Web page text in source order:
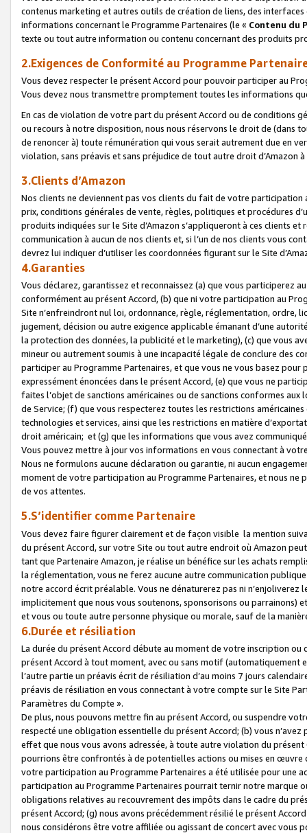
contenus marketing et autres outils de création de liens, des
informations concernant le Programme Partenaires (le « Contenu du
texte ou tout autre information ou contenu concernant des produits
2.Exigences de Conformité au Programme
Vous devez respecter le présent Accord pour pouvoir participer au
Vous devez nous transmettre promptement toutes les informations
En cas de violation de votre part du présent Accord ou de conditions
ou recours à notre disposition, nous nous réservons le droit de (dans
de renoncer à) toute rémunération qui vous serait autrement due en
violation, sans préavis et sans préjudice de tout autre droit
3.Clients d’Amazon
Nos clients ne deviennent pas vos clients du fait de votre
prix, conditions générales de vente, règles, politiques et procédures
produits indiquées sur le Site d’Amazon s’appliqueront à ces clients
communication à aucun de nos clients et, si l’un de nos clients vous
devrez lui indiquer d’utiliser les coordonnées figurant sur le Site
4.Garanties
Vous déclarez, garantissez et reconnaissez (a) que vous participerez
conformément au présent Accord, (b) que ni votre participation au
Site n’enfreindront nul loi, ordonnance, règle, réglementation, ordre,
jugement, décision ou autre exigence applicable émanant d’une
la protection des données, la publicité et le marketing), (c) que vous
mineur ou autrement soumis à une incapacité légale de conclure des
participer au Programme Partenaires, et que vous ne vous basez
expressément énoncées dans le présent Accord, (e) que vous ne
faites l’objet de sanctions américaines ou de sanctions conformes
de Service; (f) que vous respecterez toutes les restrictions
technologies et services, ainsi que les restrictions en matière
droit américain; et (g) que les informations que vous avez
Vous pouvez mettre à jour vos informations en vous connectant à
Nous ne formulons aucune déclaration ou garantie, ni aucun
moment de votre participation au Programme Partenaires, et nous
de vos attentes.
5.S’identifier comme Partenaire
Vous devez faire figurer clairement et de façon visible la mention
du présent Accord, sur votre Site ou tout autre endroit où Amazon
tant que Partenaire Amazon, je réalise un bénéfice sur les achats
la réglementation, vous ne ferez aucune autre communication
notre accord écrit préalable. Vous ne dénaturerez pas ni
implicitement que nous vous soutenons, sponsorisons ou parrainons)
et vous ou toute autre personne physique ou morale, sauf de la
6.Durée et résiliation
La durée du présent Accord débute au moment de votre inscription
présent Accord à tout moment, avec ou sans motif (automatiquement
l’autre partie un préavis écrit de résiliation d’au moins 7 jours
préavis de résiliation en vous connectant à votre compte sur le Site
Paramètres du Compte ».
De plus, nous pouvons mettre fin au présent Accord, ou suspendre
respecté une obligation essentielle du présent Accord; (b) vous
effet que nous vous avons adressée, à toute autre violation du
pourrions être confrontés à de potentielles actions ou mises en
votre participation au Programme Partenaires a été utilisée pour une
participation au Programme Partenaires pourrait ternir notre marque
obligations relatives au recouvrement des impôts dans le cadre du
présent Accord; (g) nous avons précédemment résilié le présent
nous considérons être votre affiliée ou agissant de concert avec vous